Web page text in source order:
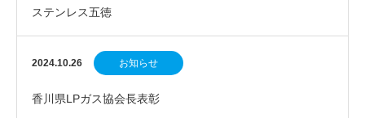
ステンレス五徳
2024.10.26 お知らせ
香川県LPガス協会長表彰